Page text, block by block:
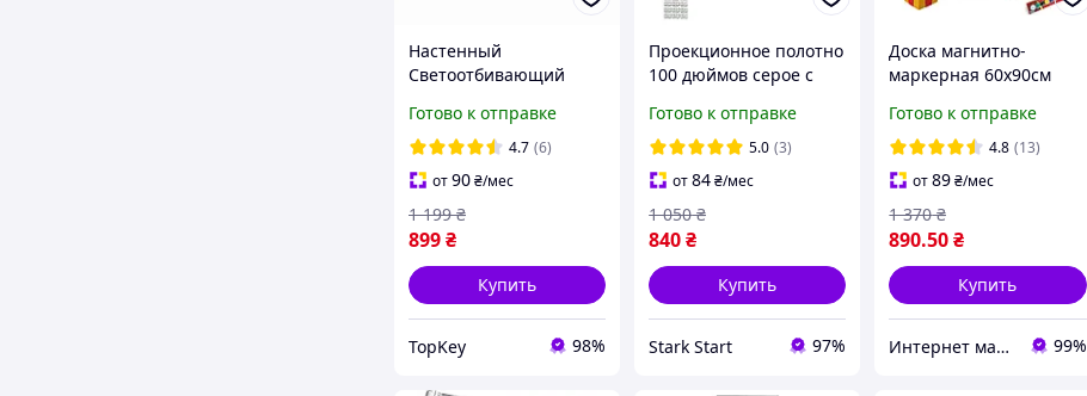
Настенный
Светоотбивающий
100" дюймов Ткань
Светоотражающая для
Проектора на Стену
PVC HD
Готово к отправке
4.7 (6)
от90₴/мес
899₴
1 199 ₴
Купить
TopKey 98%
Проекционное полотно
100 дюймов серое с
настенное крепление,
экран для проектора
Готово к отправке
5.0 (3)
от84₴/мес
840₴
1 050 ₴
Купить
Stark Start 97%
Доска магнитно-
маркерная 60х90см
алюминиевом профиле
Flip + НАБОР в подарок
Готово к отправке
4.8 (13)
от89₴/мес
890.50₴
1 370 ₴
Купить
Интернет магазин ТерЛайн 99%